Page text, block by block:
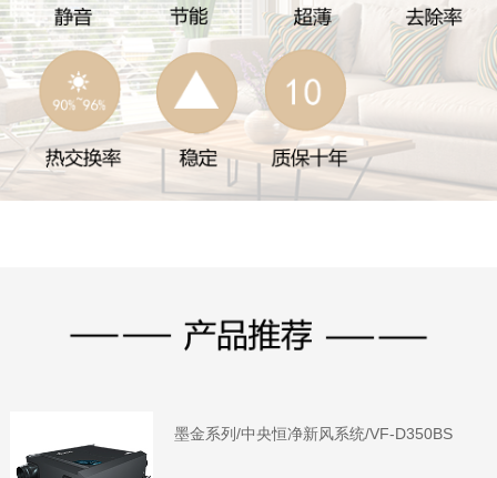
墨金系列/中央恒净新风系统/VF-D350BS